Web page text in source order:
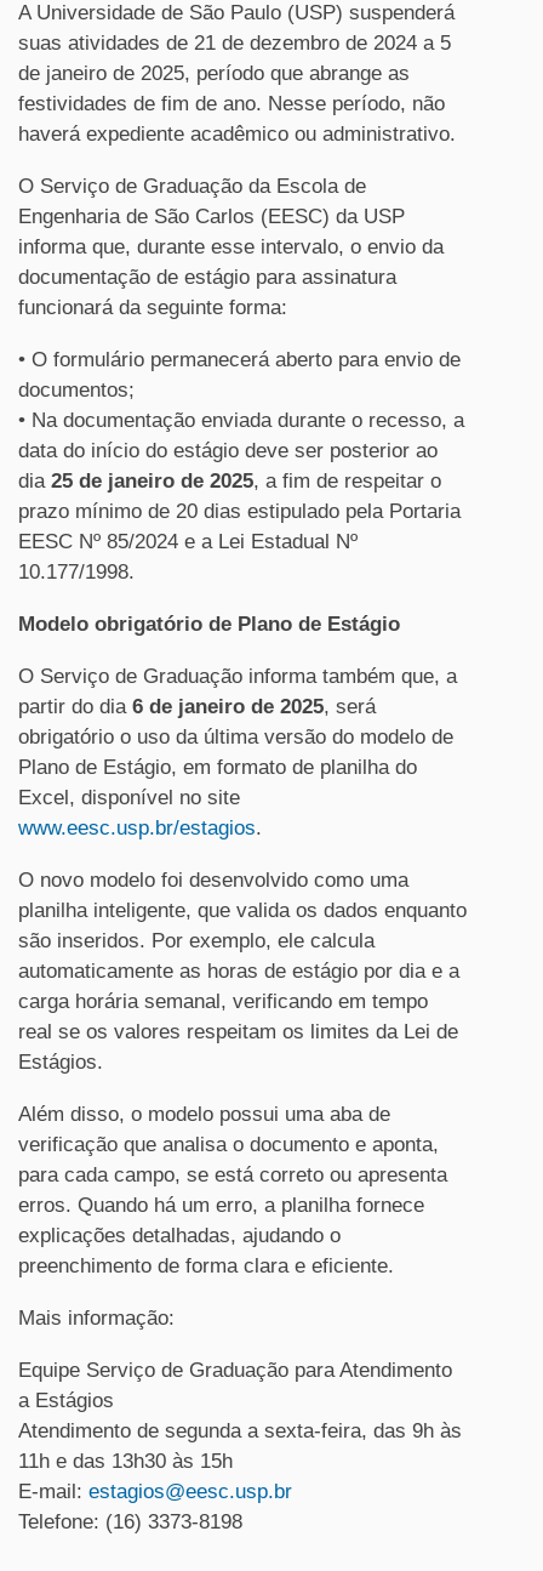
A Universidade de São Paulo (USP) suspenderá
suas atividades de 21 de dezembro de 2024 a 5
de janeiro de 2025, período que abrange as
festividades de fim de ano. Nesse período, não
haverá expediente acadêmico ou administrativo.
O Serviço de Graduação da Escola de
Engenharia de São Carlos (EESC) da USP
informa que, durante esse intervalo, o envio da
documentação de estágio para assinatura
funcionará da seguinte forma:
• O formulário permanecerá aberto para envio de
documentos;
• Na documentação enviada durante o recesso, a
data do início do estágio deve ser posterior ao
dia 25 de janeiro de 2025, a fim de respeitar o
prazo mínimo de 20 dias estipulado pela Portaria
EESC Nº 85/2024 e a Lei Estadual Nº
10.177/1998.
Modelo obrigatório de Plano de Estágio
O Serviço de Graduação informa também que, a
partir do dia 6 de janeiro de 2025, será
obrigatório o uso da última versão do modelo de
Plano de Estágio, em formato de planilha do
Excel, disponível no site
www.eesc.usp.br/estagios.
O novo modelo foi desenvolvido como uma
planilha inteligente, que valida os dados enquanto
são inseridos. Por exemplo, ele calcula
automaticamente as horas de estágio por dia e a
carga horária semanal, verificando em tempo
real se os valores respeitam os limites da Lei de
Estágios.
Além disso, o modelo possui uma aba de
verificação que analisa o documento e aponta,
para cada campo, se está correto ou apresenta
erros. Quando há um erro, a planilha fornece
explicações detalhadas, ajudando o
preenchimento de forma clara e eficiente.
Mais informação:
Equipe Serviço de Graduação para Atendimento
a Estágios
Atendimento de segunda a sexta-feira, das 9h às
11h e das 13h30 às 15h
E-mail: estagios@eesc.usp.br
Telefone: (16) 3373-8198